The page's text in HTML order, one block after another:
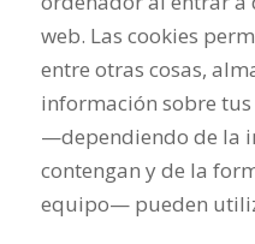
web. Las cookies
entre otras cosas,
información sobre
—dependiendo de la
contengan y de la
equipo— pueden